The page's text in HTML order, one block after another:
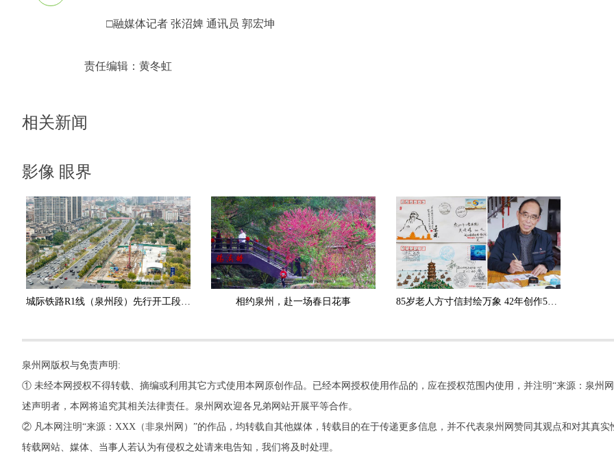
□融媒体记者 张沼婢 通讯员 郭宏坤
责任编辑： 黄冬虹
相关新闻
影像 眼界
城际铁路R1线（泉州段）先行开工段动工建设 相约泉州，赴一场春日花事 85岁老人方寸信封绘万象 42年创作500余张手绘封
泉州网版权与免责声明:
① 未经本网授权不得转载、摘编或利用其它方式使用本网原创作品。已经本网授权使用作品的，应在授权范围内使用，并注明“来源：泉州
述声明者，本网将追究其相关法律责任。泉州网欢迎各兄弟网站开展平等合作。
② 凡本网注明“来源：XXX（非泉州网）”的作品，均转载自其他媒体，转载目的在于传递更多信息，并不代表泉州网赞同其观点和对其真实
转载网站、媒体、当事人若认为有侵权之处请来电告知，我们将及时处理。